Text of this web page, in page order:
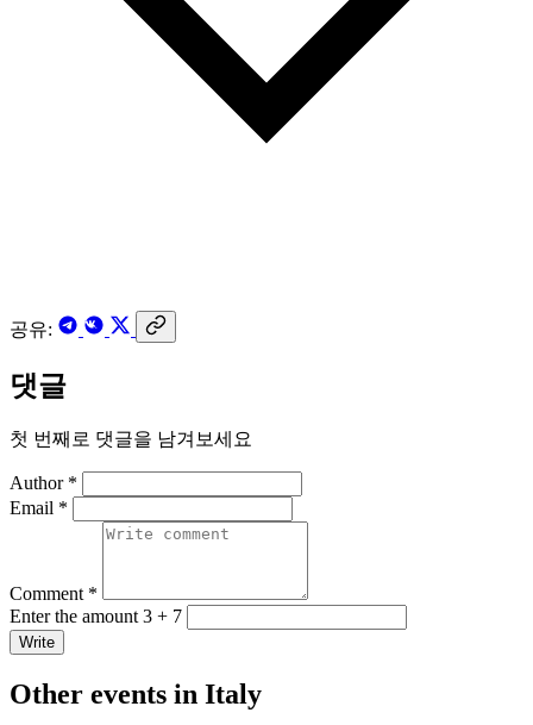
공유:
댓글
첫 번째로 댓글을 남겨보세요
Author *
Email *
Comment *
Enter the amount 3 + 7
Write
Other events in Italy